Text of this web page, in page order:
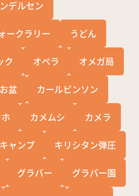
デルセン
ークラリー うどん
ク オペラ オメガ局
お盆 カールビンソン
カメムシ カメラ
キャンプ キリシタン弾圧
グラバー グラバー園